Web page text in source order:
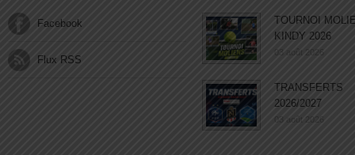
Facebook
Flux RSS
TOURNOI
KINDY 2026
03 août 2026
TRANSFERTS
2026/2027
03 août 2026